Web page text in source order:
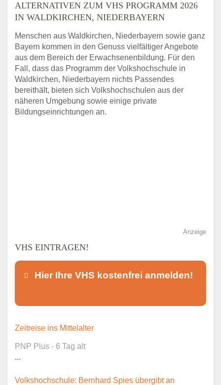
ALTERNATIVEN ZUM VHS PROGRAMM 2026
IN WALDKIRCHEN, NIEDERBAYERN
Menschen aus Waldkirchen, Niederbayern sowie ganz
Bayern kommen in den Genuss vielfältiger Angebote
aus dem Bereich der Erwachsenenbildung. Für den
Fall, dass das Programm der Volkshochschule in
Waldkirchen, Niederbayern nichts Passendes
bereithält, bieten sich Volkshochschulen aus der
näheren Umgebung sowie einige private
Bildungseinrichtungen an.
Anzeige
VHS EINTRAGEN!
Hier Ihre VHS kostenfrei anmelden!
Dieser Teil dient lediglich zur
öffentlich sichtbar.
Zeitreise ins Mittelalter
PNP Plus - 6 Tag alt
...
Volkshochschule: Bernhard Spies übergibt an